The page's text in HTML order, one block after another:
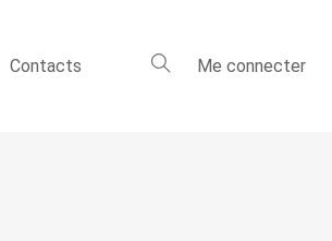
Contacts Me connecter